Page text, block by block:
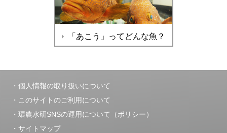
「あこう」ってどんな魚？
個人情報の取り扱いについて
このサイトのご利用について
環農水研SNSの運用について（ポリシー）
サイトマップ